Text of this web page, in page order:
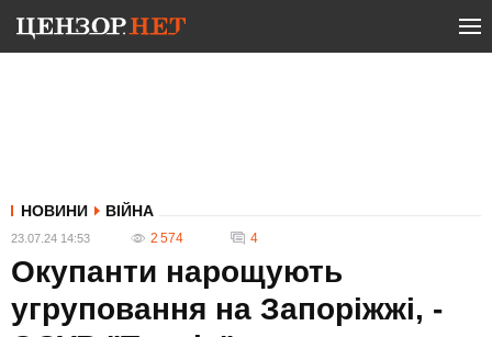
НОВИНИ ВІЙНА
23.07.24 14:53 2 574 4
Окупанти нарощують
угруповання на Запоріжжі, -